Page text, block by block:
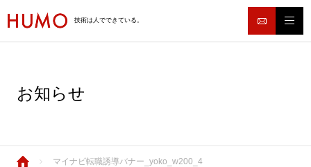
技術は人でできている。
お知らせ
マイナビ転職誘導バナー_yoko_w200_4